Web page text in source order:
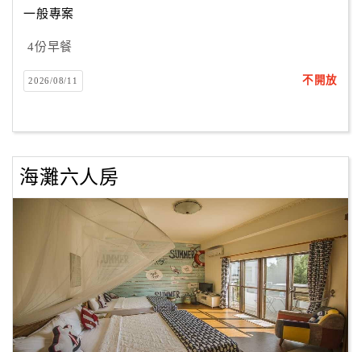
訂
房
Q&A
旅
卡
收
據
一般專案
4份早餐
2026/08/11 不開放
海灘六人房